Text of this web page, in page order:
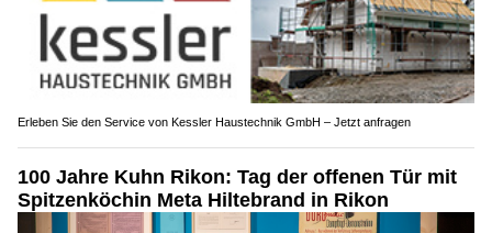
Erleben Sie den Service von Kessler Haustechnik GmbH – Jetzt anfragen
100 Jahre Kuhn Rikon: Tag der offenen Tür mit
Spitzenköchin Meta Hiltebrand in Rikon